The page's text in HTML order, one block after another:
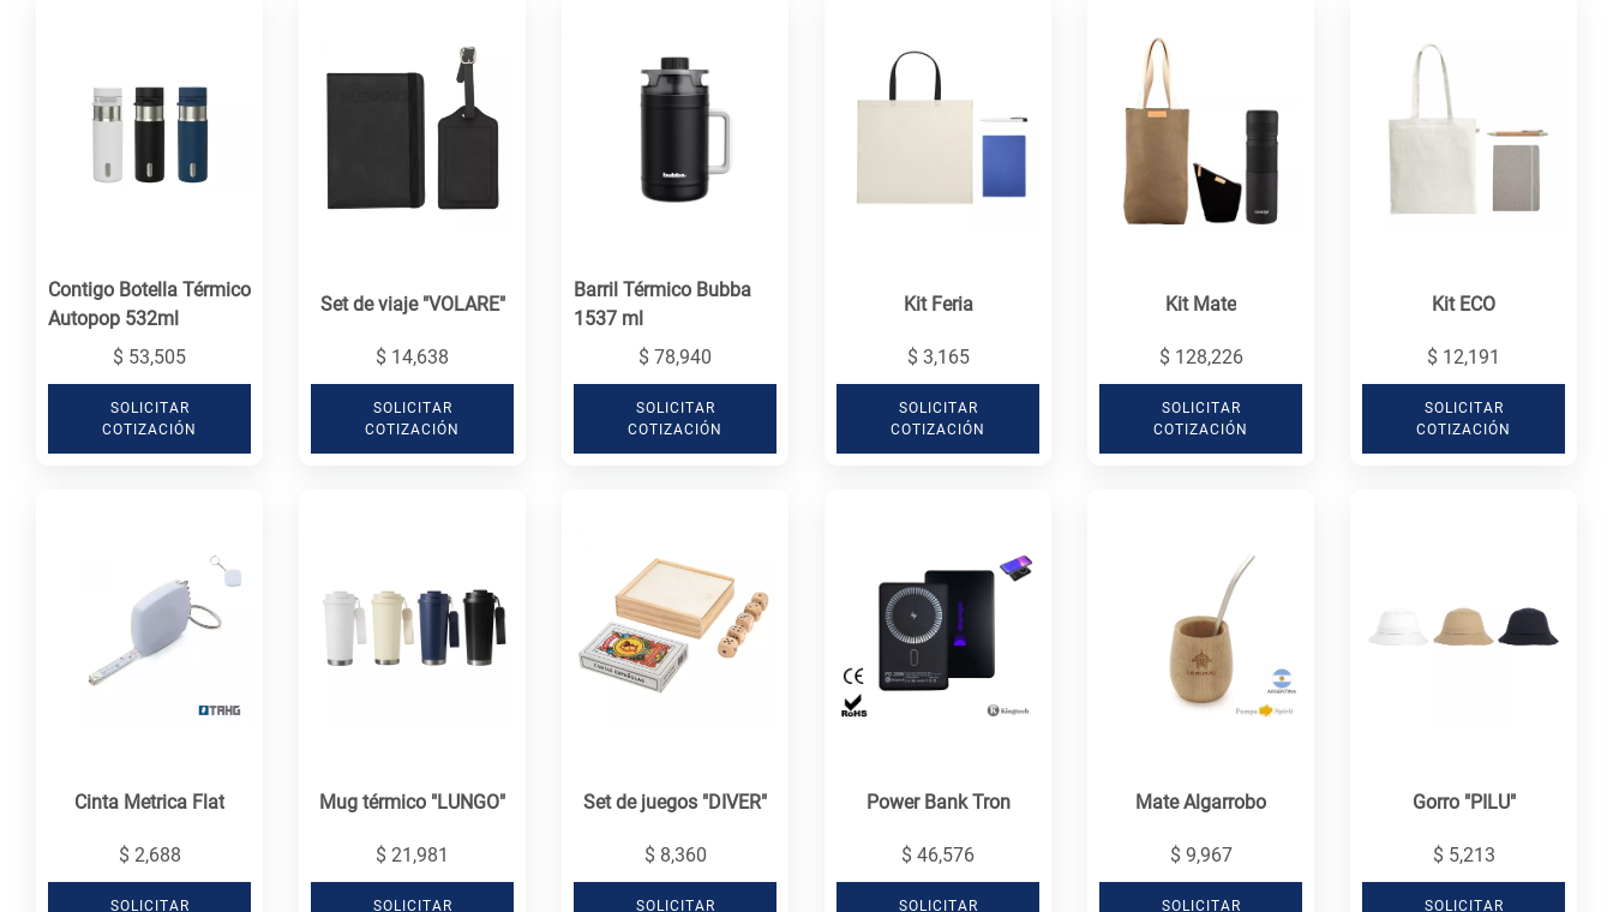
Contigo Botella Térmico
Autopop 532ml
$ 53,505
SOLICITAR
COTIZACIÓN
Set de viaje "VOLARE"
$ 14,638
SOLICITAR
COTIZACIÓN
Barril Térmico Bubba
1537 ml
$ 78,940
SOLICITAR
COTIZACIÓN
Kit Feria
$ 3,165
SOLICITAR
COTIZACIÓN
Kit Mate
$ 128,226
SOLICITAR
COTIZACIÓN
Kit ECO
$ 12,191
SOLICITAR
COTIZACIÓN
Cinta Metrica Flat
$ 2,688
SOLICITAR
Mug térmico "LUNGO"
$ 21,981
SOLICITAR
Set de juegos "DIVER"
$ 8,360
SOLICITAR
Power Bank Tron
$ 46,576
SOLICITAR
Mate Algarrobo
$ 9,967
SOLICITAR
Gorro "PILU"
$ 5,213
SOLICITAR